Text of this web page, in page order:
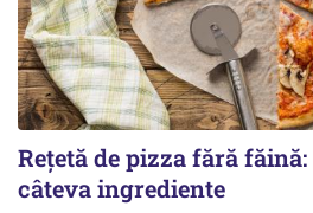
Rețetă de pizza fără
câteva ingrediente